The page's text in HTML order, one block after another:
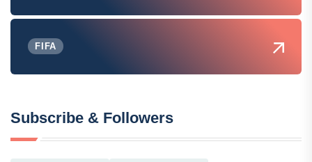
FIFA
Subscribe & Followers